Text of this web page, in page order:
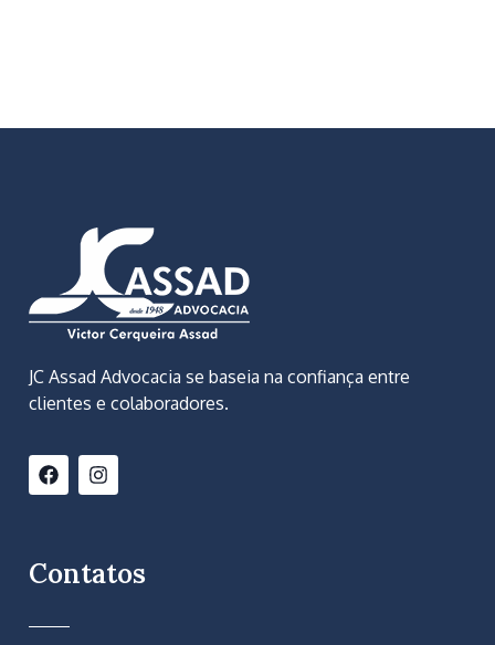
JC Assad Advocacia se baseia na confiança entre
clientes e colaboradores.
Contatos